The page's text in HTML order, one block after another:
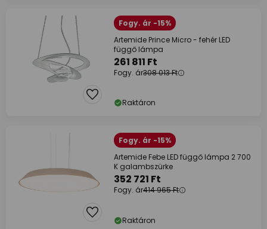
Fogy. ár -15%
Artemide Prince Micro - fehér LED
függő lámpa
261 811 Ft
Fogy. ár308 013 Ft
Raktáron
Fogy. ár -15%
Artemide Febe LED függő lámpa 2 700
K galambszürke
352 721 Ft
Fogy. ár414 965 Ft
Raktáron